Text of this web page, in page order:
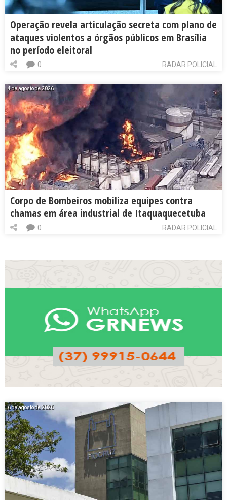
Operação revela articulação secreta com plano de
ataques violentos a órgãos públicos em Brasília
no período eleitoral
RADAR POLICIAL
0
4 de agosto de 2026
Corpo de Bombeiros mobiliza equipes contra
chamas em área industrial de Itaquaquecetuba
RADAR POLICIAL
0
6 de agosto de 2026